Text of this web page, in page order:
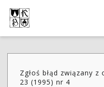
Zgłoś błąd związany
23 (1995) nr 4